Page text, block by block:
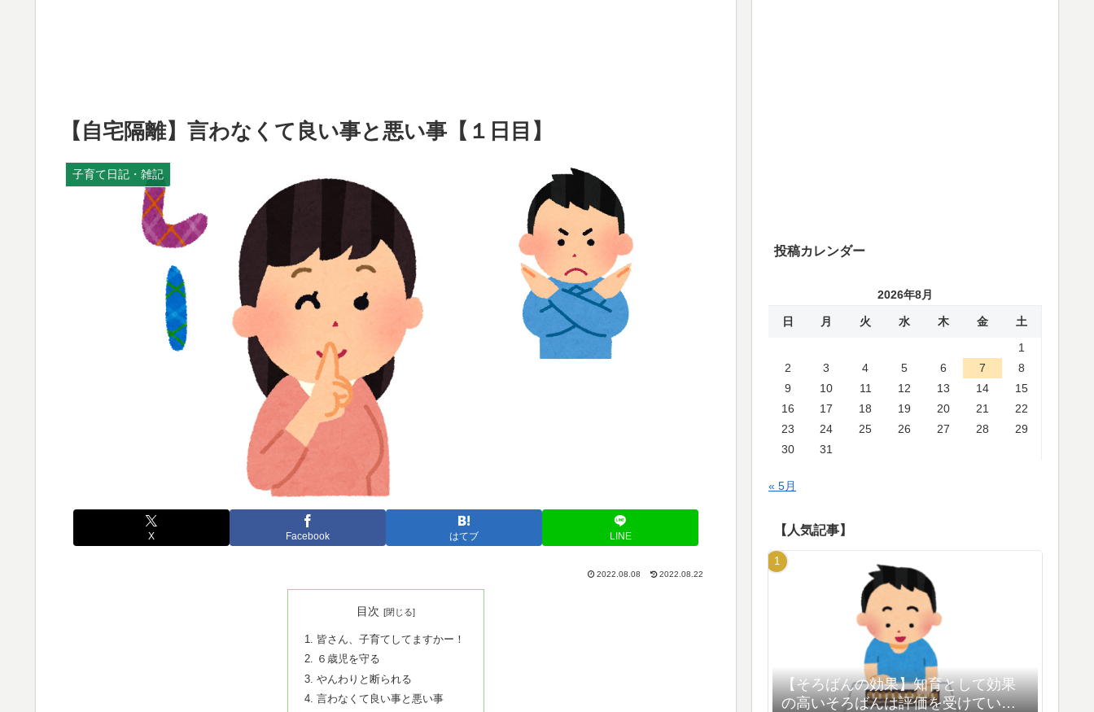
【自宅隔離】言わなくて良い事と悪い事【１日目】
子育て日記・雑記
X Facebook はてブ LINE
2022.08.08 2022.08.22
目次
皆さん、子育てしてますかー！
６歳児を守る
やんわりと断られる
言わなくて良い事と悪い事
投稿カレンダー
2026年8月
日 月 火 水 木 金
土
1
2
3 4 5 6 7
8
9
10 11 12 13 14
15
16
17 18 19 20 21
22
23
24 25 26 27 28
29
30
31
« 5月
【人気記事】
【そろばんの効果】知育として効果
の高いそろばんは評価を受けている